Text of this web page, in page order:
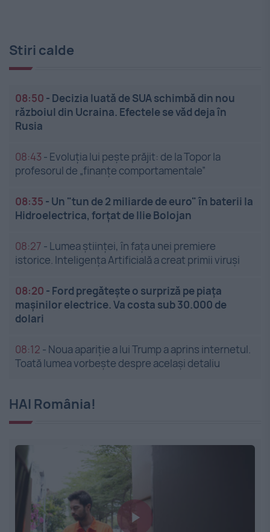
Stiri calde
08:50 - Decizia luată de SUA schimbă din nou
războiul din Ucraina. Efectele se văd deja în
Rusia
08:43 - Evoluția lui pește prăjit: de la Topor la
profesorul de „finanțe comportamentale”
08:35 - Un "tun de 2 miliarde de euro" în baterii la
Hidroelectrica, forțat de Ilie Bolojan
08:27 - Lumea științei, în fața unei premiere
istorice. Inteligența Artificială a creat primii viruși
08:20 - Ford pregătește o surpriză pe piața
mașinilor electrice. Va costa sub 30.000 de
dolari
08:12 - Noua apariție a lui Trump a aprins internetul.
Toată lumea vorbește despre același detaliu
HAI România!